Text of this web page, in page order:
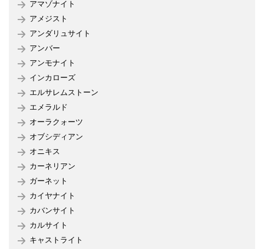
アマゾナイト
アメジスト
アンダリュサイト
アンバー
アンモナイト
インカローズ
エルサレムストーン
エメラルド
オーラクォーツ
オブシディアン
オニキス
カーネリアン
ガーネット
カイヤナイト
カバンサイト
カルサイト
キャストライト